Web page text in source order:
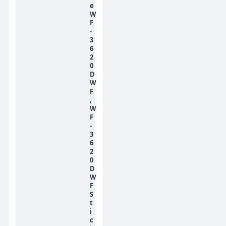
e
W
F
-
3
6
2
0
D
W
F
,
W
F
-
3
6
2
0
D
W
F
S
t
i
c